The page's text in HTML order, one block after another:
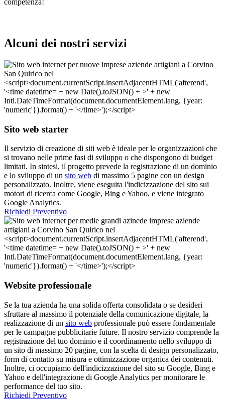
competenza!
Alcuni dei nostri servizi
Sito web starter
Il servizio di creazione di siti web è ideale per le organizzazioni che
si trovano nelle prime fasi di sviluppo o che dispongono di budget
limitati. In sintesi, il progetto prevede la registrazione di un dominio
e lo sviluppo di un sito web di massimo 5 pagine con un design
personalizzato. Inoltre, viene eseguita l'indicizzazione del sito sui
motori di ricerca come Google, Bing e Yahoo, e viene integrato
Google Analytics.
Richiedi Preventivo
Website professionale
Se la tua azienda ha una solida offerta consolidata o se desideri
sfruttare al massimo il potenziale della comunicazione digitale, la
realizzazione di un sito web professionale può essere fondamentale
per le campagne pubblicitarie future. Il nostro servizio comprende la
registrazione del tuo dominio e il coordinamento nello sviluppo di
un sito di massimo 20 pagine, con la scelta di design personalizzato,
form di contatto su misura e ottimizzazione organica dei contenuti.
Inoltre, ci occupiamo dell'indicizzazione del sito su Google, Bing e
Yahoo e dell'integrazione di Google Analytics per monitorare le
performance del tuo sito.
Richiedi Preventivo